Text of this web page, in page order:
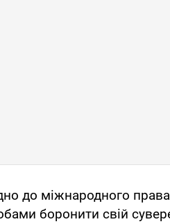
до міжнародного
боронити свій